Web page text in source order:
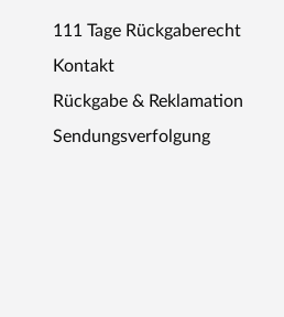
111 Tage Rückgaberecht
Kontakt
Rückgabe & Reklamation
Sendungsverfolgung